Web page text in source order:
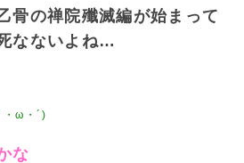
骨の禅院殲滅編が始まって
なないよね…
・ω・´)
な